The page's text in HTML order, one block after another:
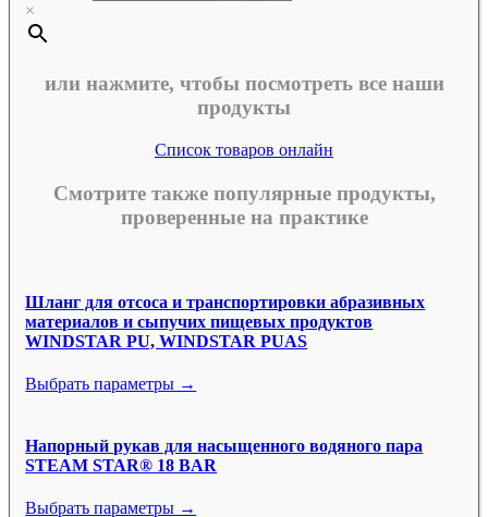
×
или нажмите, чтобы посмотреть все наши
продукты
Список товаров онлайн
Смотрите также популярные продукты,
проверенные на практике
Шланг для отсоса и транспортировки абразивных
материалов и сыпучих пищевых продуктов
WINDSTAR PU, WINDSTAR PUAS
Выбрать параметры →
Напорный рукав для насыщенного водяного пара
STEAM STAR® 18 BAR
Выбрать параметры →